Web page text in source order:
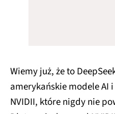
Wiemy już, że to
amerykańskie modele AI
NVIDII, które nigdy nie